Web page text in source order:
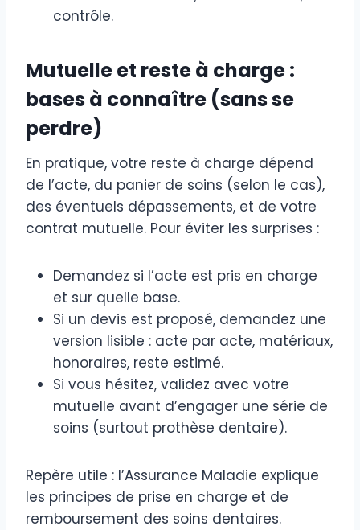
contrôle.
Mutuelle et reste à charge :
bases à connaître (sans se
perdre)
En pratique, votre reste à charge dépend
de l’acte, du panier de soins (selon le cas),
des éventuels dépassements, et de votre
contrat mutuelle. Pour éviter les surprises :
Demandez si l’acte est pris en charge
et sur quelle base.
Si un devis est proposé, demandez une
version lisible : acte par acte, matériaux,
honoraires, reste estimé.
Si vous hésitez, validez avec votre
mutuelle avant d’engager une série de
soins (surtout prothèse dentaire).
Repère utile : l’Assurance Maladie explique
les principes de prise en charge et de
remboursement des soins dentaires.